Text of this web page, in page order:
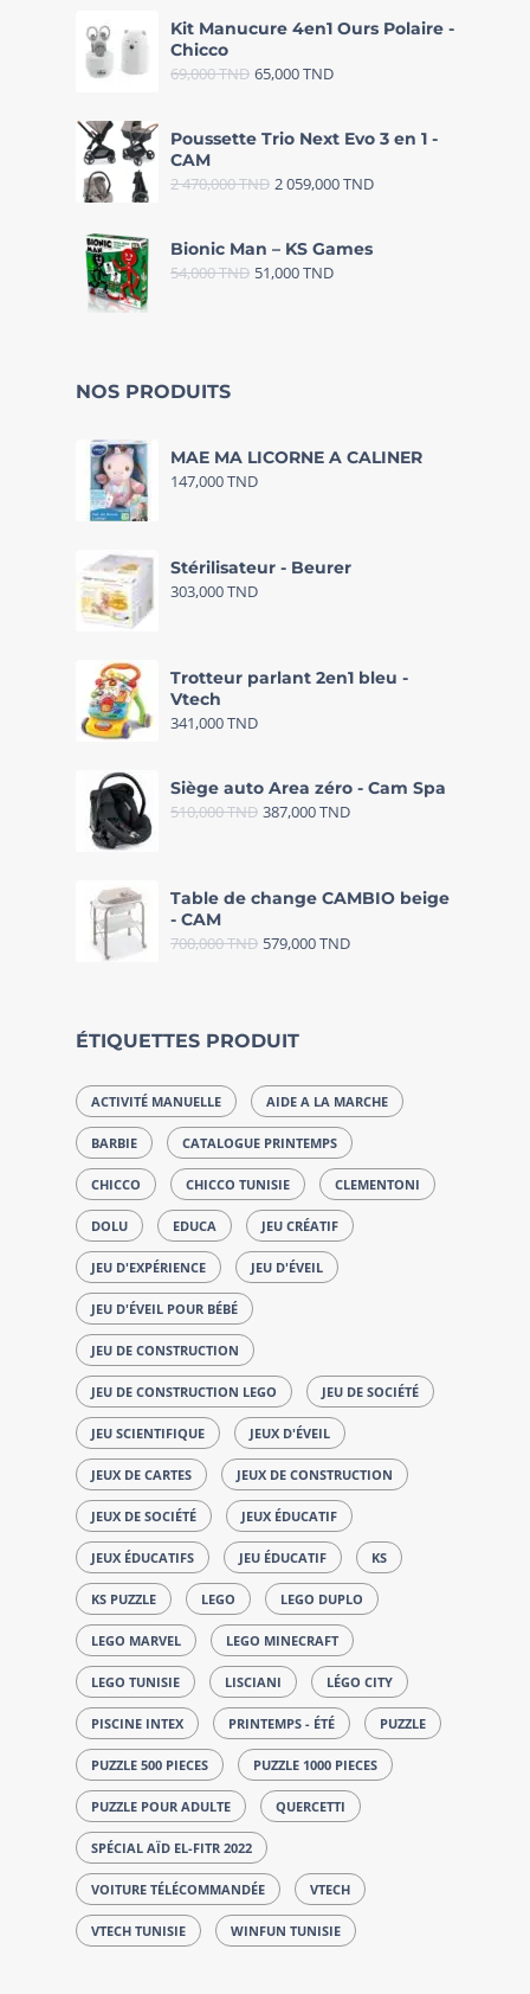
Kit Manucure 4en1 Ours Polaire -
Chicco
69,000TND 65,000TND
Poussette Trio Next Evo 3 en 1 -
CAM
2 470,000TND 2 059,000TND
Bionic Man – KS Games
54,000TND 51,000TND
NOS PRODUITS
MAE MA LICORNE A CALINER
147,000TND
Stérilisateur - Beurer
303,000TND
Trotteur parlant 2en1 bleu -
Vtech
341,000TND
Siège auto Area zéro - Cam Spa
510,000TND 387,000TND
Table de change CAMBIO beige
- CAM
700,000TND 579,000TND
ÉTIQUETTES PRODUIT
ACTIVITÉ MANUELLE AIDE A LA MARCHE
BARBIE CATALOGUE PRINTEMPS
CHICCO CHICCO TUNISIE CLEMENTONI
DOLU EDUCA JEU CRÉATIF
JEU D'EXPÉRIENCE JEU D'ÉVEIL
JEU D'ÉVEIL POUR BÉBÉ
JEU DE CONSTRUCTION
JEU DE CONSTRUCTION LEGO JEU DE SOCIÉTÉ
JEU SCIENTIFIQUE JEUX D'ÉVEIL
JEUX DE CARTES JEUX DE CONSTRUCTION
JEUX DE SOCIÉTÉ JEUX ÉDUCATIF
JEUX ÉDUCATIFS JEU ÉDUCATIF KS
KS PUZZLE LEGO LEGO DUPLO
LEGO MARVEL LEGO MINECRAFT
LEGO TUNISIE LISCIANI LÉGO CITY
PISCINE INTEX PRINTEMPS - ÉTÉ PUZZLE
PUZZLE 500 PIECES PUZZLE 1000 PIECES
PUZZLE POUR ADULTE QUERCETTI
SPÉCIAL AÏD EL-FITR 2022
VOITURE TÉLÉCOMMANDÉE VTECH
VTECH TUNISIE WINFUN TUNISIE